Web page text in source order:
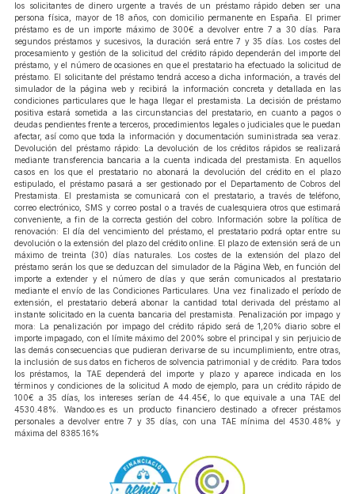
los solicitantes de dinero urgente a través de un préstamo rápido deben ser una
persona física, mayor de 18 años, con domicilio permanente en España. El primer
préstamo es de un importe máximo de 300€ a devolver entre 7 a 30 días. Para
segundos préstamos y sucesivos, la duración será entre 7 y 35 días. Los costes del
procesamiento y gestión de la solicitud del crédito rápido dependerán del importe del
préstamo, y el número de ocasiones en que el prestatario ha efectuado la solicitud de
préstamo. El solicitante del préstamo tendrá acceso a dicha información, a través del
simulador de la página web y recibirá la información concreta y detallada en las
condiciones particulares que le haga llegar el prestamista. La decisión de préstamo
positiva estará sometida a las circunstancias del prestatario, en cuanto a pagos o
deudas pendientes frente a terceros, procedimientos legales o judiciales que le puedan
afectar, así como que toda la información y documentación suministrada sea veraz.
Devolución del préstamo rápido: La devolución de los créditos rápidos se realizará
mediante transferencia bancaria a la cuenta indicada del prestamista. En aquellos
casos en los que el prestatario no abonará la devolución del crédito en el plazo
estipulado, el préstamo pasará a ser gestionado por el Departamento de Cobros del
Prestamista. El prestamista se comunicará con el prestatario, a través de teléfono,
correo electrónico, SMS y correo postal o a través de cualesquiera otros que estimará
conveniente, a fin de la correcta gestión del cobro. Información sobre la política de
renovación: El día del vencimiento del préstamo, el prestatario podrá optar entre su
devolución o la extensión del plazo del crédito online. El plazo de extensión será de un
máximo de treinta (30) días naturales. Los costes de la extensión del plazo del
préstamo serán los que se deduzcan del simulador de la Página Web, en función del
importe a extender y el número de días y que serán comunicados al prestatario
mediante el envío de las Condiciones Particulares. Una vez finalizado el período de
extensión, el prestatario deberá abonar la cantidad total derivada del préstamo al
instante solicitado en la cuenta bancaria del prestamista. Penalización por impago y
mora: La penalización por impago del crédito rápido será de 1,20% diario sobre el
importe impagado, con el límite máximo del 200% sobre el principal y sin perjuicio de
las demás consecuencias que pudieran derivarse de su incumplimiento, entre otras,
la inclusión de sus datos en ficheros de solvencia patrimonial y de crédito. Para todos
los préstamos, la TAE dependerá del importe y plazo y aparece indicada en los
términos y condiciones de la solicitud A modo de ejemplo, para un crédito rápido de
100€ a 35 días, los intereses serían de 44.45€, lo que equivale a una TAE del
4530.48%. Wandoo.es es un producto financiero destinado a ofrecer préstamos
personales a devolver entre 7 y 35 días, con una TAE mínima del 4530.48% y
máxima del 8385.16%